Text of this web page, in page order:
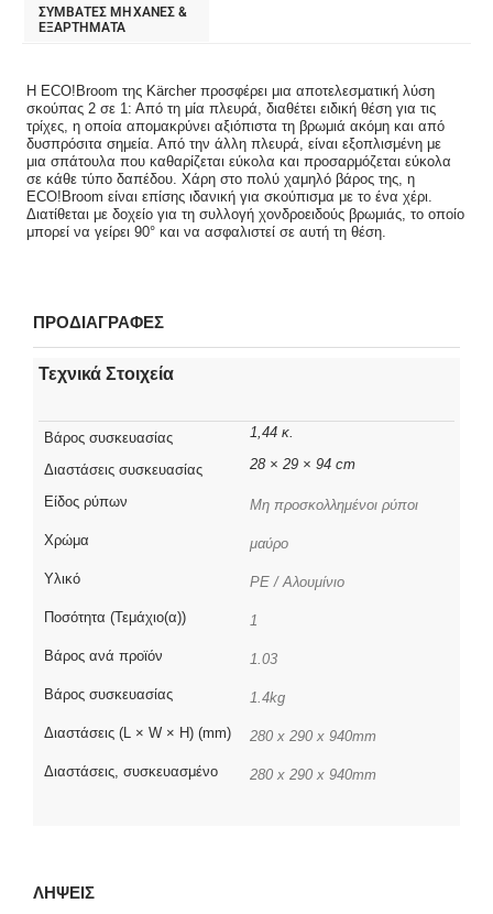
ΣΥΜΒΑΤΕΣ ΜΗΧΑΝΕΣ &
ΕΞΑΡΤΗΜΑΤΑ
Η ECO!Broom της Kärcher προσφέρει μια αποτελεσματική λύση
σκούπας 2 σε 1: Από τη μία πλευρά, διαθέτει ειδική θέση για τις
τρίχες, η οποία απομακρύνει αξιόπιστα τη βρωμιά ακόμη και από
δυσπρόσιτα σημεία. Από την άλλη πλευρά, είναι εξοπλισμένη με
μια σπάτουλα που καθαρίζεται εύκολα και προσαρμόζεται εύκολα
σε κάθε τύπο δαπέδου. Χάρη στο πολύ χαμηλό βάρος της, η
ECO!Broom είναι επίσης ιδανική για σκούπισμα με το ένα χέρι.
Διατίθεται με δοχείο για τη συλλογή χονδροειδούς βρωμιάς, το οποίο
μπορεί να γείρει 90° και να ασφαλιστεί σε αυτή τη θέση.
ΠΡΟΔΙΑΓΡΑΦΕΣ
Τεχνικά Στοιχεία
Βάρος συσκευασίας 1,44 κ.
Διαστάσεις συσκευασίας 28 × 29 × 94 cm
Είδος ρύπων Μη προσκολλημένοι ρύποι
Χρώμα μαύρο
Υλικό PE / Αλουμίνιο
Ποσότητα (Τεμάχιο(α)) 1
Βάρος ανά προϊόν 1.03
Βάρος συσκευασίας 1.4kg
Διαστάσεις (L × W × H) (mm) 280 x 290 x 940mm
Διαστάσεις, συσκευασμένο 280 x 290 x 940mm
ΛΗΨΕΙΣ